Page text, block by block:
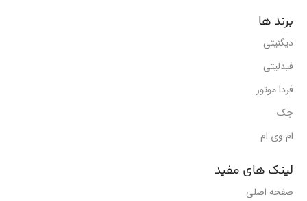
برند ها
دیگنیتی
فیدلیتی
فردا موتور
جک
ام وی ام
لینک های مفید
صفحه اصلی